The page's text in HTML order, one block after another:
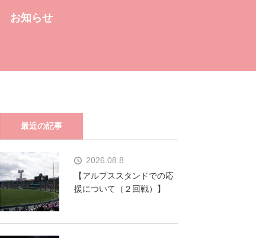
お知らせ
最近の記事
2026.08.8
【アルプススタンドでの応
援について（２回戦）】